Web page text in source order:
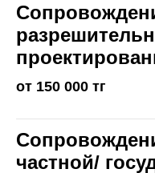
от 150 000 тг
частной/